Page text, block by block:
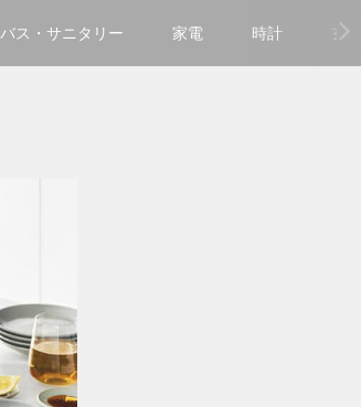
バス・サニタリー 家電 時計 玄